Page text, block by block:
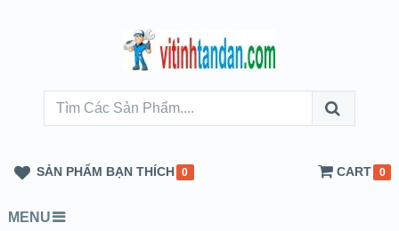
SẢN PHẨM BẠN THÍCH 0 CART 0
MENU